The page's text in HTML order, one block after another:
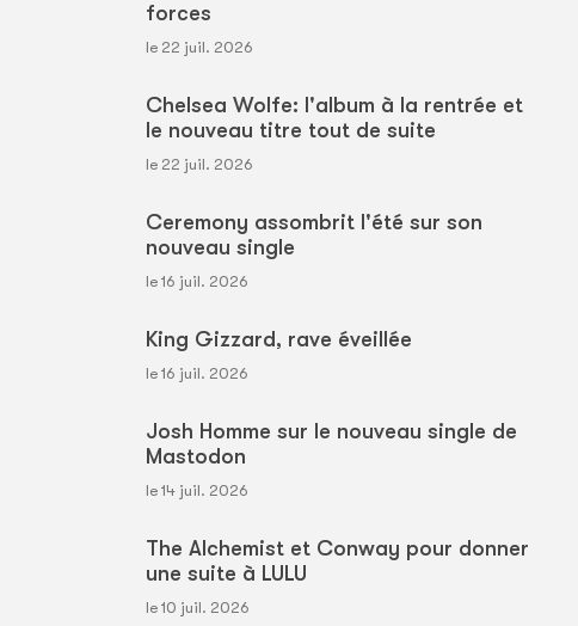
forces
le 22 juil. 2026
Chelsea Wolfe: l'album à la rentrée et
le nouveau titre tout de suite
le 22 juil. 2026
Ceremony assombrit l'été sur son
nouveau single
le 16 juil. 2026
King Gizzard, rave éveillée
le 16 juil. 2026
Josh Homme sur le nouveau single de
Mastodon
le 14 juil. 2026
The Alchemist et Conway pour donner
une suite à LULU
le 10 juil. 2026